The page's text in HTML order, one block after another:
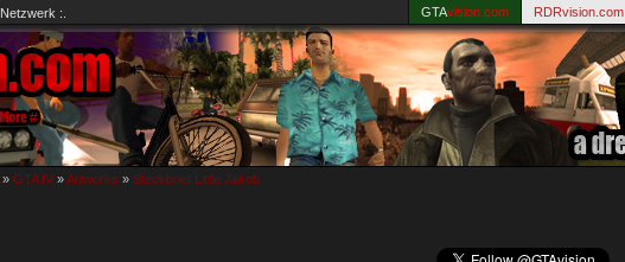
Netzwerk :. GTAvision.com RDRvision.com
» GTA IV »Artworks » Steckbrief Little Jakob